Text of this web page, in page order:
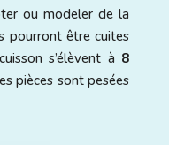
ou modeler de la
pourront être cuites
s’élèvent à 8
pièces sont pesées